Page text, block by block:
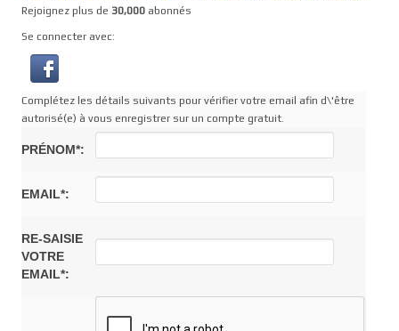
Rejoignez plus de 30,000 abonnés
Se connecter avec:
Complétez les détails suivants pour vérifier votre email afin d\'être
autorisé(e) à vous enregistrer sur un compte gratuit.
PRÉNOM*:
EMAIL*:
RE-SAISIE
VOTRE
EMAIL*: